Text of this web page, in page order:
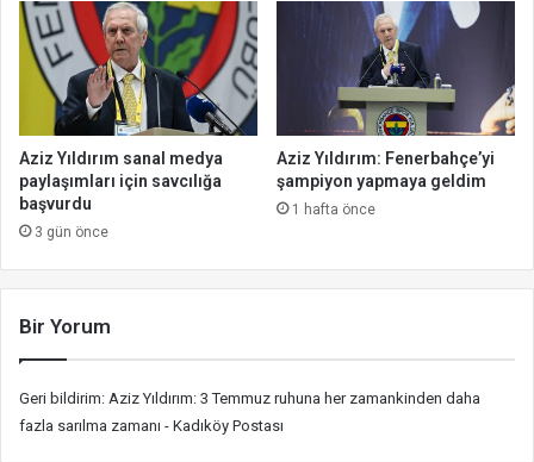
Aziz Yıldırım sanal medya
paylaşımları için savcılığa
başvurdu
3 gün önce
Aziz Yıldırım: Fenerbahçe’yi
şampiyon yapmaya geldim
1 hafta önce
Bir Yorum
Geri bildirim: Aziz Yıldırım: 3 Temmuz ruhuna her zamankinden daha
fazla sarılma zamanı - Kadıköy Postası